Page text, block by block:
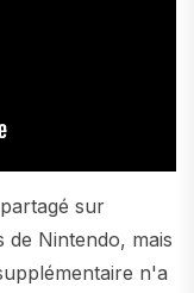
sur
de Nintendo, mais
n'a